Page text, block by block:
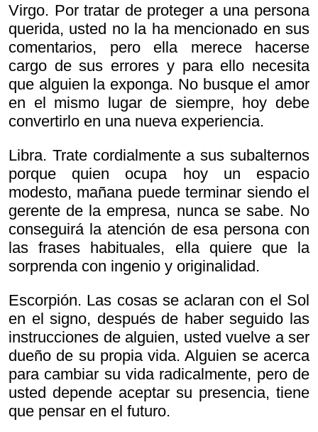
Virgo. Por tratar de proteger a una persona
querida, usted no la ha mencionado en sus
comentarios, pero ella merece hacerse
cargo de sus errores y para ello necesita
que alguien la exponga. No busque el amor
en el mismo lugar de siempre, hoy debe
convertirlo en una nueva experiencia.
Libra. Trate cordialmente a sus subalternos
porque quien ocupa hoy un espacio
modesto, mañana puede terminar siendo el
gerente de la empresa, nunca se sabe. No
conseguirá la atención de esa persona con
las frases habituales, ella quiere que la
sorprenda con ingenio y originalidad.
Escorpión. Las cosas se aclaran con el Sol
en el signo, después de haber seguido las
instrucciones de alguien, usted vuelve a ser
dueño de su propia vida. Alguien se acerca
para cambiar su vida radicalmente, pero de
usted depende aceptar su presencia, tiene
que pensar en el futuro.